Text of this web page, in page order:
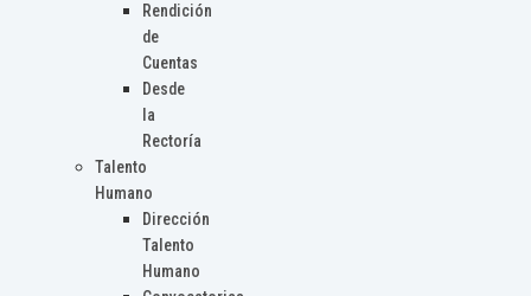
Rendición
de
Cuentas
Desde
la
Rectoría
Talento
Humano
Dirección
Talento
Humano